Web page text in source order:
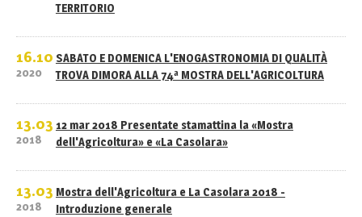
TERRITORIO
16.10
2020
SABATO E DOMENICA L'ENOGASTRONOMIA DI QUALITÀ
TROVA DIMORA ALLA 74ª MOSTRA DELL'AGRICOLTURA
13.03
2018
12 mar 2018 Presentate stamattina la «Mostra
dell'Agricoltura» e «La Casolara»
13.03
2018
Mostra dell'Agricoltura e La Casolara 2018 -
Introduzione generale